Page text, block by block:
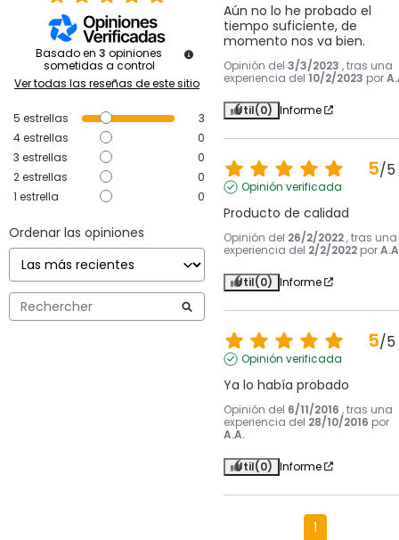
Basado en 3 opiniones
sometidas a control
Ver todas las reseñas de este sitio
5 estrellas
3
4estrellas
0
3 estrellas
0
2estrellas
0
1 estrella 0
Ordenar las opiniones
Aún no lo he probado el
tiempo suficiente, de
momento nos va bien.
Opinión del 3/3/2023 , tras una
experiencia del 10/2/2023 por
Útil(0) Informe
5/5
Opinión verificada
Producto de calidad
Opinión del 26/2/2022 , tras una
experiencia del 2/2/2022 por
Útil(0) Informe
5/5
Opinión verificada
Ya lo había probado
Opinión del 6/11/2016 , tras una
experiencia del 28/10/2016 por
A.A.
Útil(0) Informe
1